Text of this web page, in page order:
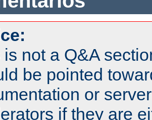
not a Q&A
be pointed
or
if they are